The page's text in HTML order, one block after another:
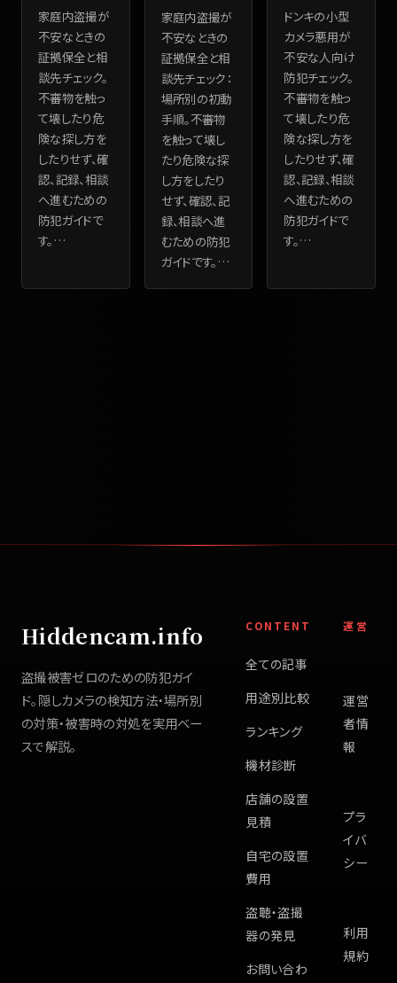
家庭内盗撮が
不安なときの
証拠保全と相
談先チェック。
不審物を触っ
て壊したり危
険な探し方を
したりせず、確
認、記録、相談
へ進むための
防犯ガイドで
す。 …
家庭内盗撮が
不安なときの
証拠保全と相
談先チェック：
場所別の初動
手順。不審物
を触って壊し
たり危険な探
し方をしたり
せず、確認、記
録、相談へ進
むための防犯
ガイドです。 …
ドンキの小型
カメラ悪用が
不安な人向け
防犯チェック。
不審物を触っ
て壊したり危
険な探し方を
したりせず、確
認、記録、相談
へ進むための
防犯ガイドで
す。…
Hiddencam.info
盗撮被害ゼロのための防犯ガイ
ド。隠しカメラの検知方法・場所別
の対策・被害時の対処を実用ベー
スで解説。
CONTENT
全ての記事
用途別比較
ランキング
機材診断
店舗の設置
見積
自宅の設置
費用
盗聴・盗撮
器の発見
お問い合わ
運営
運営
者情
報
プラ
イバ
シー
利用
規約